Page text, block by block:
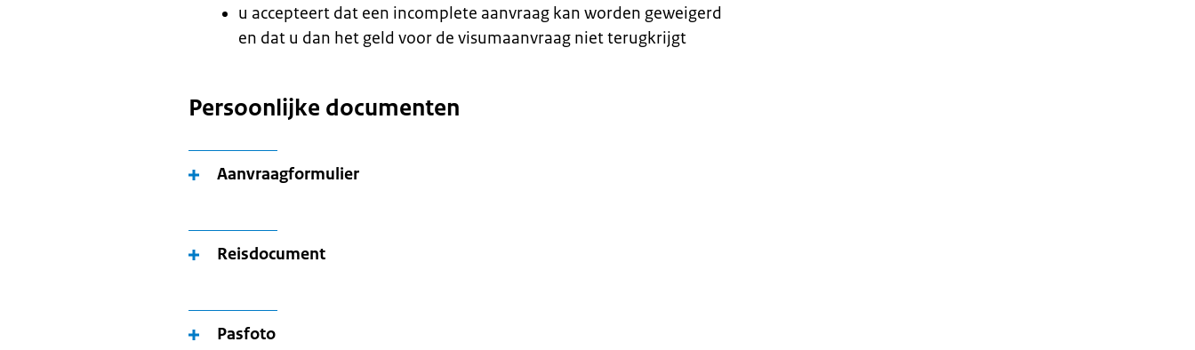
u accepteert dat een incomplete aanvraag kan worden geweigerd
en dat u dan het geld voor de visumaanvraag niet terugkrijgt
Persoonlijke documenten
Aanvraagformulier
Reisdocument
Pasfoto